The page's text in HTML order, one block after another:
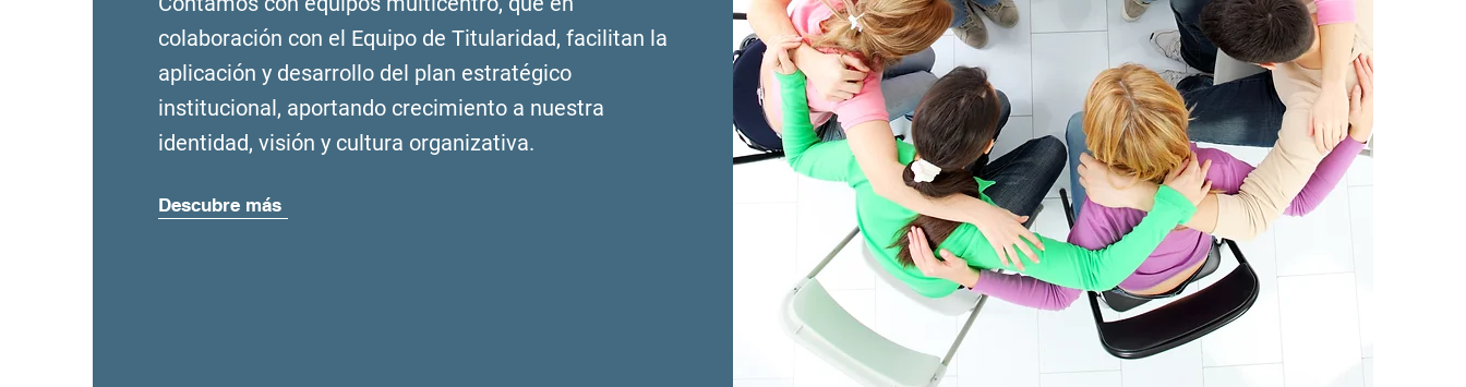
colaboración con el Equipo de Titularidad, facilitan la
aplicación y desarrollo del plan estratégico
institucional, aportando crecimiento a nuestra
identidad, visión y cultura organizativa.
Descubre más